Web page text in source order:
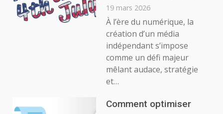
19 mars 2026
À l’ère du numérique, la
création d’un média
indépendant s’impose
comme un défi majeur
mêlant audace, stratégie
et…
Comment optimiser